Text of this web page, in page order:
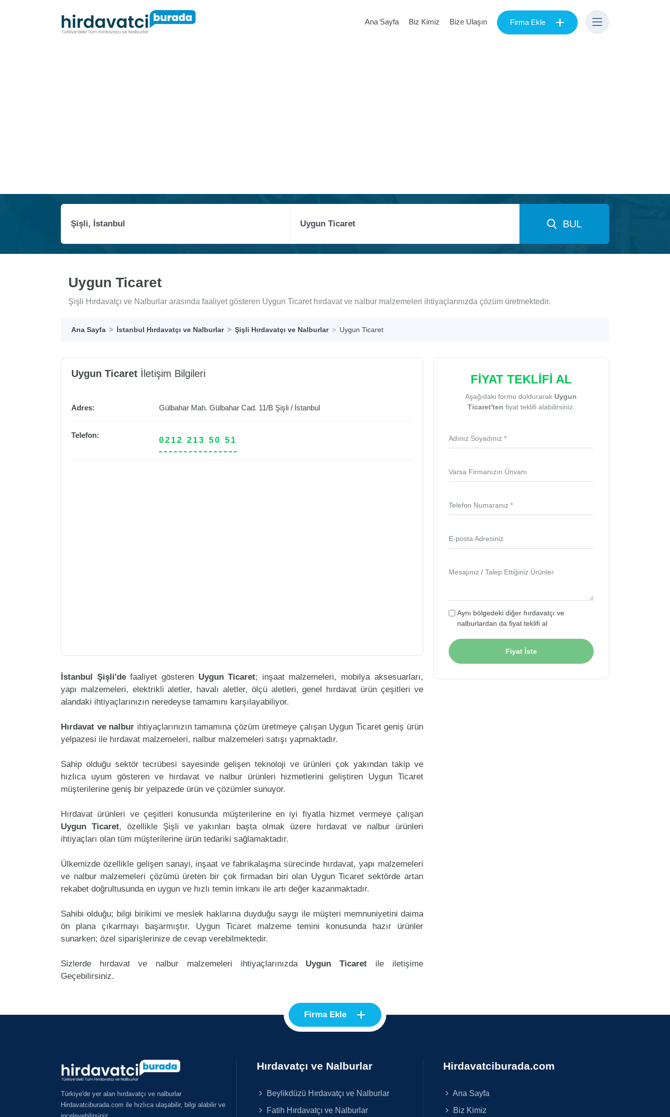
Ana Sayfa Biz Kimiz Bize Ulaşın Firma Ekle +
BUL
Uygun Ticaret
Şişli Hırdavatçı ve Nalburlar arasında faaliyet gösteren Uygun Ticaret hırdavat ve nalbur malzemeleri ihtiyaçlarınızda çözüm üretmektedir.
Ana Sayfa İstanbul Hırdavatçı ve Nalburlar Şişli Hırdavatçı ve Nalburlar Uygun Ticaret
Uygun Ticaret İletişim Bilgileri
Adres: Gülbahar Mah. Gülbahar Cad. 11/B Şişli / İstanbul
Telefon:
0212 213 50 51
İstanbul Şişli'defaaliyet gösteren Uygun Ticaret; inşaat malzemeleri, mobilya aksesuarları,
yapı malzemeleri, elektrikli aletler, havalı aletler, ölçü aletleri, genel hırdavat ürün çeşitleri ve
alandaki ihtiyaçlarınızın neredeyse tamamını karşılayabiliyor.
Hırdavat ve nalbur ihtiyaçlarınızın tamamına çözüm üretmeye çalışan Uygun Ticaret geniş ürün
yelpazesi ile hırdavat malzemeleri, nalbur malzemeleri satışı yapmaktadır.
Sahip olduğu sektör tecrübesi sayesinde gelişen teknoloji ve ürünleri çok yakından takip ve
hızlıca uyum gösteren ve hırdavat ve nalbur ürünleri hizmetlerini geliştiren Uygun Ticaret
müşterilerine geniş bir yelpazede ürün ve çözümler sunuyor.
Hırdavat ürünleri ve çeşitleri konusunda müşterilerine en iyi fiyatla hizmet vermeye çalışan
Uygun Ticaret, özellikle Şişli ve yakınları başta olmak üzere hırdavat ve nalbur ürünleri
ihtiyaçları olan tüm müşterilerine ürün tedariki sağlamaktadır.
Ülkemizde özellikle gelişen sanayi, inşaat ve fabrikalaşma sürecinde hırdavat, yapı malzemeleri
ve nalbur malzemeleri çözümü üreten bir çok firmadan biri olan Uygun Ticaret sektörde artan
rekabet doğrultusunda en uygun ve hızlı temin imkanı ile artı değer kazanmaktadır.
Sahibi olduğu; bilgi birikimi ve meslek haklarına duyduğu saygı ile müşteri memnuniyetini daima
ön plana çıkarmayı başarmıştır. Uygun Ticaret malzeme temini konusunda hazır ürünler
sunarken; özel siparişlerinize de cevap verebilmektedir.
Sizlerde hırdavat ve nalbur malzemeleri ihtiyaçlarınızda Uygun Ticaret ile iletişime
Geçebilirsiniz.
FİYAT TEKLİFİ AL
Aşağıdaki formu doldurarak Uygun
Ticaret'ten fiyat teklifi alabilirsiniz.
Adınız Soyadınız *
Varsa Firmanızın Ünvanı
Telefon Numaranız *
E-posta Adresiniz
Mesajınız / Talep Ettiğiniz Ürünler
Aynı bölgedeki diğer hırdavatçı ve
nalburlardan da fiyat teklifi al
Fiyat İste
Firma Ekle +
Türkiye'de yer alan hırdavatçı ve nalburlar
Hirdavatciburada.com ile hızlıca ulaşabilir, bilgi alabilir ve
Hırdavatçı ve Nalburlar
Beylikdüzü Hırdavatçı ve Nalburlar
Fatih Hırdavatçı ve Nalburlar
Hirdavatciburada.com
Ana Sayfa
Biz Kimiz